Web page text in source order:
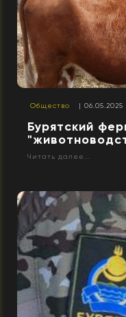
Общество | 06.05.2025
Бурятский
Читать далее...